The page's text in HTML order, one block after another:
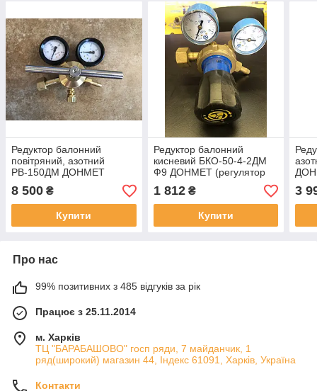
Редуктор балонний
повітряний, азотний
РВ-150ДМ ДОНМЕТ
(регулятор витрати
повітря, ізота)
8 500 ₴
Купити
Редуктор балонний
кисневий БКО-50-4-2ДМ
Ф9 ДОНМЕТ (регулятор
витрати O2)
(великогабаритний
штампований)
1 812₴
Купити
G1/
3
Про нас
99% позитивних з 485 відгуків за рік
Працює з 25.11.2014
м. Харків
ТЦ "БАРАБАШОВО" госп ряди, 7 майданчик, 1
ряд(широкий) магазин 44, Індекс 61091, Харків, Україна
Контакти